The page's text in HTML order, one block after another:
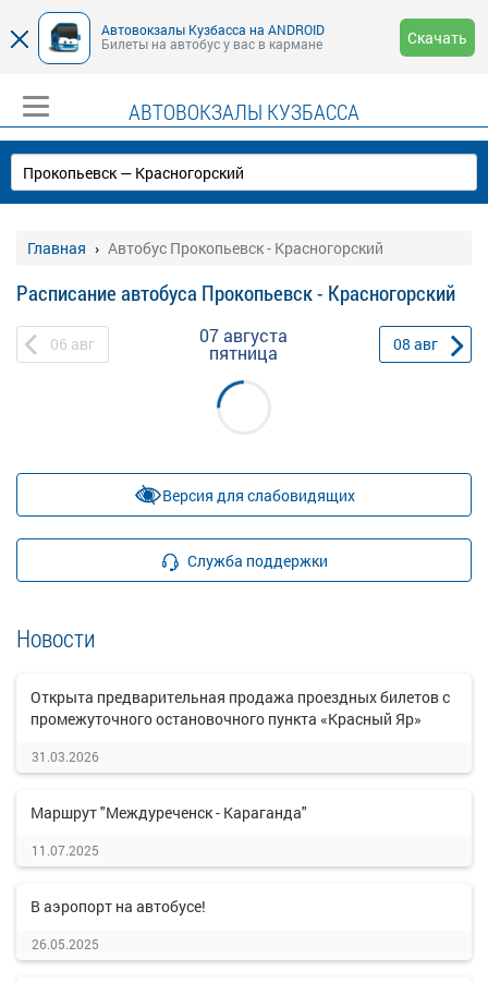
Автовокзалы Кузбасса на ANDROID
Билеты на автобус у вас в кармане
Скачать
АВТОВОКЗАЛЫ КУЗБАССА
Главная Автобус Прокопьевск - Красногорский
Расписание автобуса Прокопьевск - Красногорский
06 авг 07 августа
пятница 08 авг
Версия для слабовидящих
Служба поддержки
Новости
Открыта предварительная продажа проездных билетов с
промежуточного остановочного пункта «Красный Яр»
31.03.2026
Маршрут "Междуреченск - Караганда"
11.07.2025
В аэропорт на автобусе!
26.05.2025